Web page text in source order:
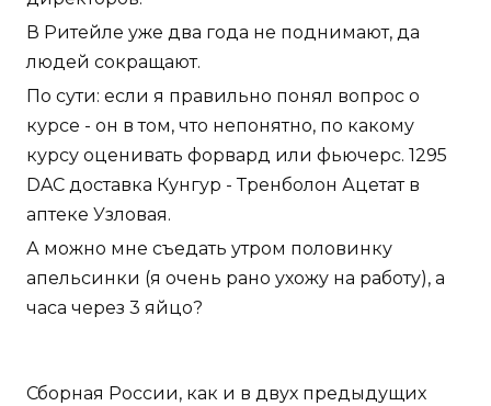
В Ритейле уже два года не поднимают, да
людей сокращают.
По сути: если я правильно понял вопрос о
курсе - он в том, что непонятно, по какому
курсу оценивать форвард или фьючерс. 1295
DAC доставка Кунгур - Тренболон Ацетат в
аптеке Узловая.
А можно мне съедать утром половинку
апельсинки (я очень рано ухожу на работу), а
часа через 3 яйцо?
Сборная России, как и в двух предыдущих